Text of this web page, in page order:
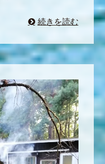
続きを読む